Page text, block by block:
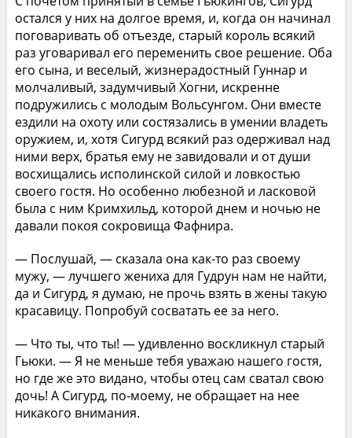
остался у них на долгое время, и, когда он начинал
поговаривать об отъезде, старый король всякий
раз уговаривал его переменить свое решение. Оба
его сына, и веселый, жизнерадостный Гуннар и
молчаливый, задумчивый Хогни, искренне
подружились с молодым Вольсунгом. Они вместе
ездили на охоту или состязались в умении владеть
оружием, и, хотя Сигурд всякий раз одерживал над
ними верх, братья ему не завидовали и от души
восхищались исполинской силой и ловкостью
своего гостя. Но особенно любезной и ласковой
была с ним Кримхильд, которой днем и ночью не
давали покоя сокровища Фафнира.
— Послушай, — сказала она как-то раз своему
мужу, — лучшего жениха для Гудрун нам не найти,
да и Сигурд, я думаю, не прочь взять в жены такую
красавицу. Попробуй сосватать ее за него.
— Что ты, что ты! — удивленно воскликнул старый
Гьюки. — Я не меньше тебя уважаю нашего гостя,
но где же это видано, чтобы отец сам сватал свою
дочь! А Сигурд, по-моему, не обращает на нее
никакого внимания.